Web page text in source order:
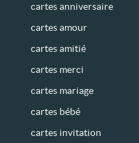
cartes anniversaire
cartes amour
cartes amitié
cartes merci
cartes mariage
cartes bébé
cartes invitation